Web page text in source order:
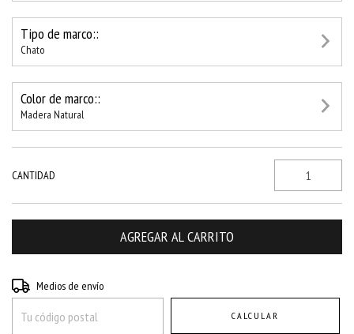
Tipo de marco::
Chato
Color de marco::
Madera Natural
CANTIDAD
Entregas para el CP:
Medios de envío
CALCULAR